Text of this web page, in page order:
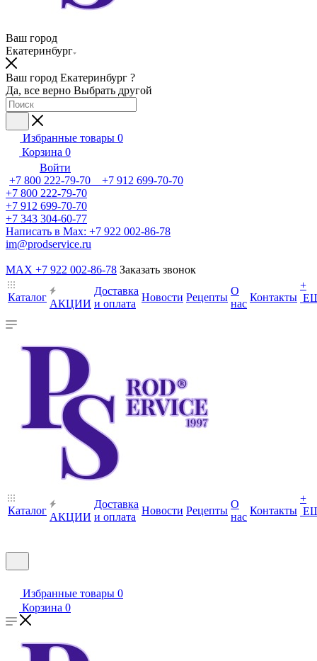
Ваш город
Екатеринбург
Ваш город Екатеринбург ?
Да, все верно Выбрать другой
Избранные товары 0
Корзина 0
Войти
+7 800 222-79-70 +7 912 699-70-70
+7 800 222-79-70
+7 912 699-70-70
+7 343 304-60-77
Написать в Max: +7 922 002-86-78
im@prodservice.ru
MAX +7 922 002-86-78 Заказать звонок
Каталог
АКЦИИ
Доставка
и оплата
Новости Рецепты
О
нас
Контакты
+
Каталог
АКЦИИ
Доставка
и оплата
Новости Рецепты
О
нас
Контакты
+
Избранные товары 0
Корзина 0